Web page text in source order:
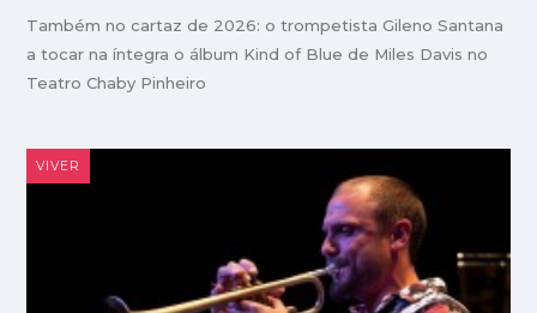
Também no cartaz de 2026: o trompetista Gileno Santana
a tocar na íntegra o álbum Kind of Blue de Miles Davis no
Teatro Chaby Pinheiro
VIVER